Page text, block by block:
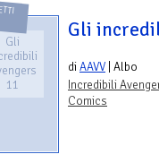
Gli
11
Gli
diAAVV | Albo
Incredibili
Comics